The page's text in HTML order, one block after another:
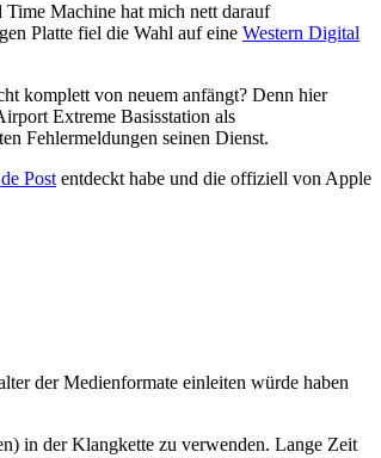
Machine hat mich nett darauf
Platte fiel die Wahl auf eine Western Digital
komplett von neuem anfängt? Denn hier
Extreme Basisstation als
Fehlermeldungen seinen Dienst.
Postentdeckt habe und die offiziell von Apple
der Medienformate einleiten würde haben
in der Klangkette zu verwenden. Lange Zeit